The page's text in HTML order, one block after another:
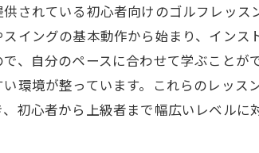
されている初心者向けのゴルフレッ
イングの基本動作から始まり、イン
、自分のペースに合わせて学ぶこと
環境が整っています。これらのレッ
初心者から上級者まで幅広いレベルに